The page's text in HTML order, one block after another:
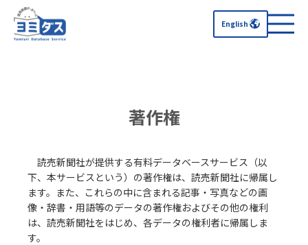
English
著作権
読売新聞社が提供する有料データベースサービス（以
下、本サービスという）の著作権は、読売新聞社に帰属し
ます。また、これらの中に含まれる記事・写真などの画
像・辞書・用語等のデータの著作権およびその他の権利
は、読売新聞社をはじめ、各データの権利者に帰属しま
す。